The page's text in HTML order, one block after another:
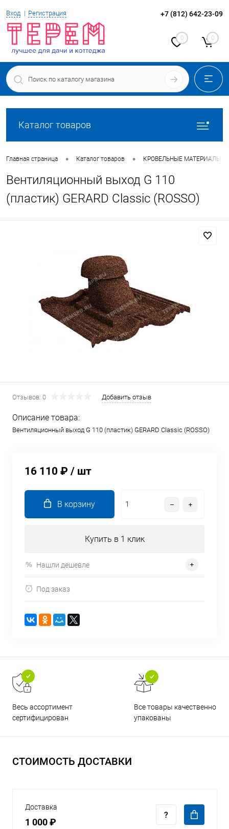
Вход Регистрация +7 (812) 642-23-09
0 0
Каталог товаров
Главная страница • Каталог товаров • КРОВЕЛЬНЫЕ МАТЕРИАЛЫ
Вентиляционный выход G 110
(пластик) GERARD Classic (ROSSO)
Отзывов: 0 Добавить отзыв
Описание товара:
Вентиляционный выход G 110 (пластик) GERARD Classic (ROSSO)
16 110 ₽ / шт
В корзину
Купить в 1 клик
Нашли дешевле
Под заказ
Весь ассортимент
сертифицирован
Все товары качественно
упакованы
СТОИМОСТЬ ДОСТАВКИ
Доставка
1 000 ₽